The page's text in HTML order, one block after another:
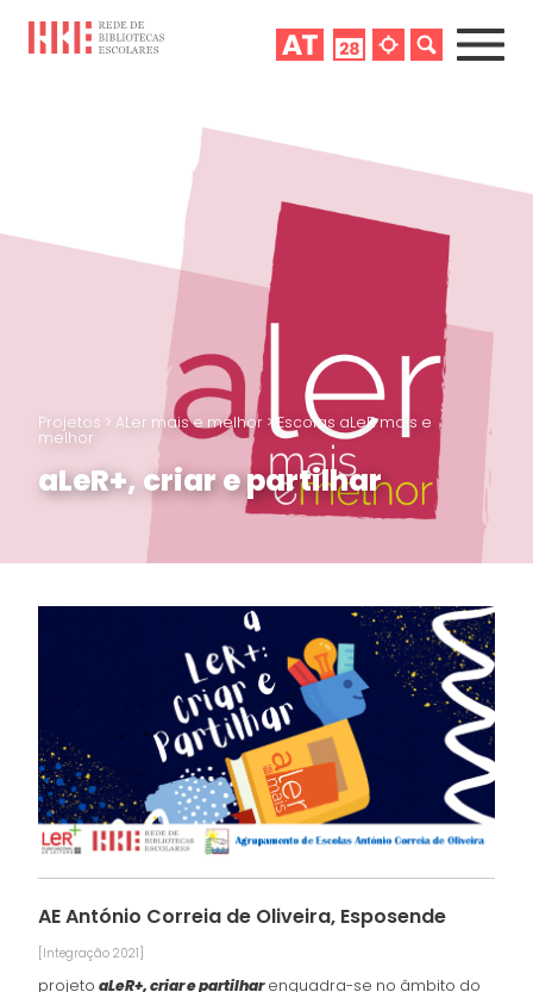
Projetos > ALer mais e melhor > Escolas aLeR mais e
melhor
aLeR+, criar e partilhar
AE António Correia de Oliveira, Esposende
[Integração 2021]
projetoaLeR+, criar e partilharenquadra-se no âmbito do